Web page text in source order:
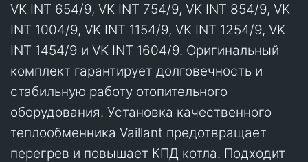
VK INT 654/9, VK INT 754/9, VK INT 854/9, VK
INT 1004/9, VK INT 1154/9, VK INT 1254/9, VK
INT 1454/9 и VK INT 1604/9. Оригинальный
комплект гарантирует долговечность и
стабильную работу отопительного
оборудования. Установка качественного
теплообменника Vaillant предотвращает
перегрев и повышает КПД котла. Подходит